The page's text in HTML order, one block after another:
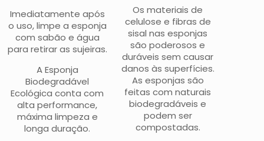
Imediatamente após
o uso, limpe a esponja
com sabão e água
para retirar as sujeiras.
A Esponja
Biodegradável
Ecológica conta com
alta performance,
máxima limpeza e
longa duração.
Os materiais de
celulose e fibras de
sisal nas esponjas
são poderosos e
duráveis sem causar
danos às superfícies.
As esponjas são
feitas com naturais
biodegradáveis e
podem ser
compostadas.